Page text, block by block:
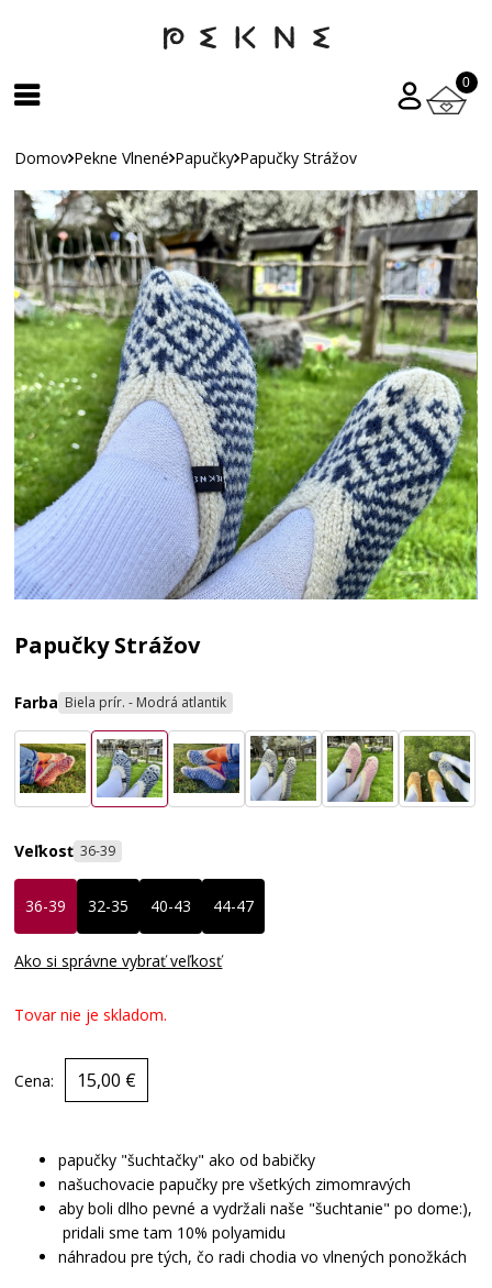
0
Domov Pekne Vlnené Papučky Papučky Strážov
Papučky Strážov
Farba Biela prír. - Modrá atlantik
Veľkosť 36-39
36-39 32-35 40-43 44-47
Ako si správne vybrať veľkosť
Tovar nie je skladom.
Cena: 15,00 €
papučky "šuchtačky" ako od babičky
našuchovacie papučky pre všetkých zimomravých
aby boli dlho pevné a vydržali naše "šuchtanie" po dome:),
pridali sme tam 10% polyamidu
náhradou pre tých, čo radi chodia vo vlnených ponožkách